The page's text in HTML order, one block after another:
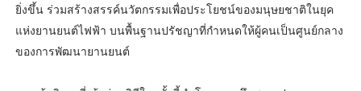
ยิ่งขึ้น ร่วมสร้างสรรค์นวัตกรรมเพื่อประโยชน์ของมนุษยชาติในยุค
แห่งยานยนต์ไฟฟ้า บนพื้นฐานปรัชญาที่กำหนดให้ผู้คนเป็นศูนย์กลาง
ของการพัฒนายานยนต์